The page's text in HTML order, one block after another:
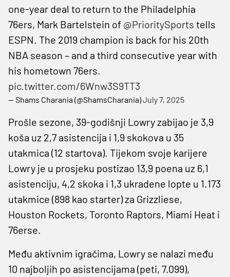
one-year deal to return to the Philadelphia
76ers, Mark Bartelstein of @PrioritySports tells
ESPN. The 2019 champion is back for his 20th
NBA season – and a third consecutive year with
his hometown 76ers.
pic.twitter.com/6Wnw3S9TT3
— Shams Charania (@ShamsCharania)July 7, 2025
Prošle sezone, 39-godišnji Lowry zabijao je 3,9
koša uz 2,7 asistencija i 1,9 skokova u 35
utakmica (12 startova). Tijekom svoje karijere
Lowry je u prosjeku postizao 13,9 poena uz 6,1
asistenciju, 4,2 skoka i 1,3 ukradene lopte u 1.173
utakmice (898 kao starter) za Grizzliese,
Houston Rockets, Toronto Raptors, Miami Heat i
76erse.
Među aktivnim igračima, Lowry se nalazi među
10 najboljih po asistencijama (peti, 7.099),